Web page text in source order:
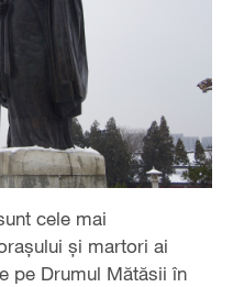
cele mai
și martori ai
pe Drumul Mătăsii în